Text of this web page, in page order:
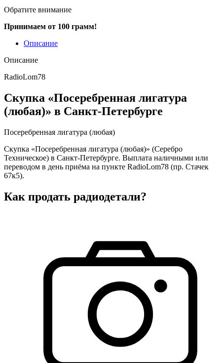
Обратите внимание
Принимаем от 100 грамм!
Описание
Описание
RadioLom78
Скупка «Посеребренная лигатура
(любая)» в Санкт-Петербурге
Посеребренная лигатура (любая)
Скупка «Посеребренная лигатура (любая)» (Серебро
Техническое) в Санкт-Петербурге. Выплата наличными или
переводом в день приёма на пункте RadioLom78 (пр. Стачек
67к5).
Как продать радиодетали?